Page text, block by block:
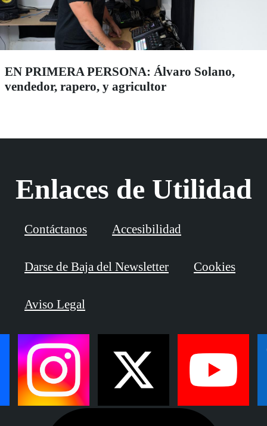
EN PRIMERA PERSONA: Álvaro Solano,
vendedor, rapero, y agricultor
Enlaces de Utilidad
Contáctanos Accesibilidad
Darse de Baja del Newsletter Cookies
Aviso Legal